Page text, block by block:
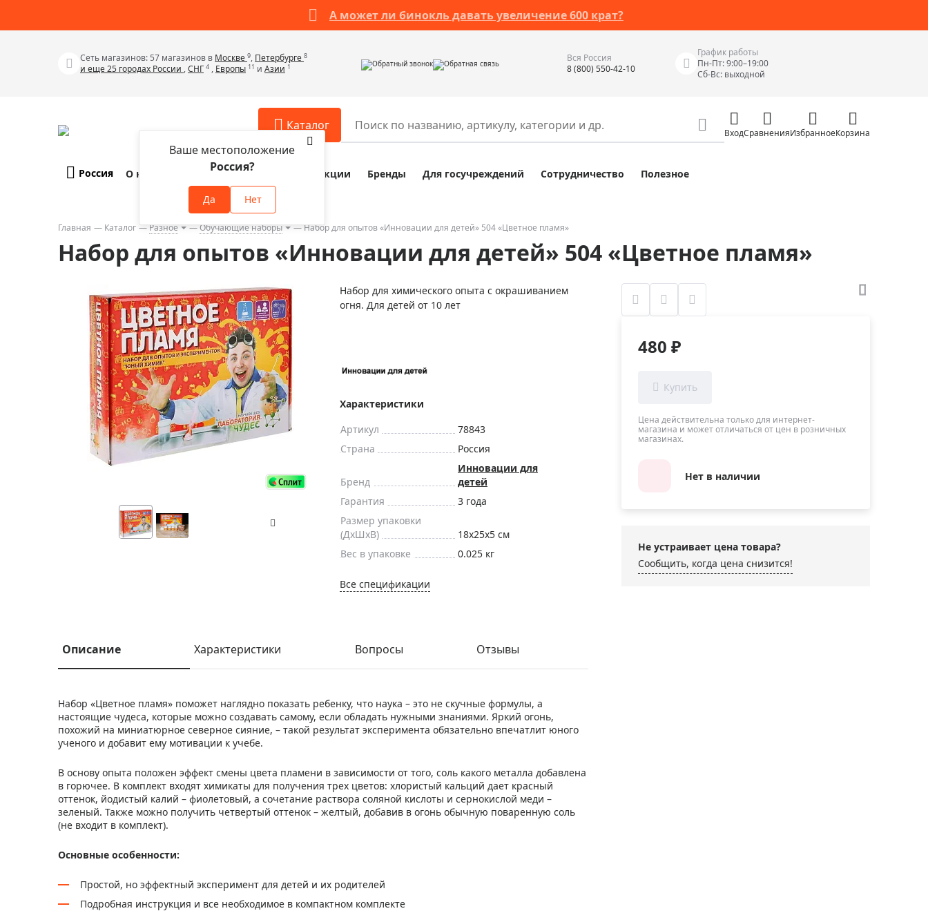
А может ли бинокль давать увеличение 600 крат?
Сеть магазинов: 57 магазинов в Москве 9, Петербурге 8
и еще 25 городах России ,СНГ 4 , Европы 11 и Азии 1 Обратный звонок Обратная связь
Вся Россия
8 (800) 550-42-10
График работы
Пн-Пт: 9:00–19:00
Сб-Вс: выходной
Каталог
Телескопы
Бинокли
Зрительные трубы
Монокуляры
Приборы ночного видения
Тепловизоры
Прицелы
Фотогаджеты
Метеостанции, барометры, часы
Discovery (Дискавери)
Астропланетарии
Подарки
Аксессуары для микроскопов
Аксессуары для зрительных труб
Аксессуары для биноклей
Аксессуары для луп
Аксессуары для приборов ночного
видения
Распродажа
Распродажа оптики по специальным
ценам
Распродажа выставочных образцов
Разное
Компасы
Наборы исследователя Bresser Junior
Наборы для химических опытов
Глобусы
Элементы питания, карты памяти
Фотоловушки
Фотооборудование
Измерительные инструменты
Цифровые уровни и угломеры
Приборы неразрушающего контроля
Приборы теплового контроля
Измерители параметров окружающей
среды
Видеоэндоскопы
Металлоискатели
ВходСравненияИзбранноеКорзина
Россия
Ваше местоположение
Россия?
Да Нет
О компании Оплата и доставка Акции Бренды Для госучреждений Сотрудничество Полезное
Главная Каталог Разное Обучающие наборы Набор для опытов «Инновации для детей» 504 «Цветное пламя»
Набор для опытов «Инновации для детей» 504 «Цветное пламя»
Набор для химического опыта с окрашиванием
огня. Для детей от 10 лет
Характеристики
Артикул
78843
Страна
Россия
Бренд
Инновации для
детей
Гарантия
3 года
Размер упаковки
(ДxШxВ)
18x25x5 см
Вес в упаковке
0.025 кг
Все спецификации
Описание Характеристики Вопросы Отзывы
Набор «Цветное пламя» поможет наглядно показать ребенку, что наука – это не скучные формулы, а
настоящие чудеса, которые можно создавать самому, если обладать нужными знаниями. Яркий огонь,
похожий на миниатюрное северное сияние, – такой результат эксперимента обязательно впечатлит юного
ученого и добавит ему мотивации к учебе.
В основу опыта положен эффект смены цвета пламени в зависимости от того, соль какого металла добавлена
в горючее. В комплект входят химикаты для получения трех цветов: хлористый кальций дает красный
оттенок, йодистый калий – фиолетовый, а сочетание раствора соляной кислоты и сернокислой меди –
зеленый. Также можно получить четвертый оттенок – желтый, добавив в огонь обычную поваренную соль
(не входит в комплект).
Основные особенности:
Простой, но эффектный эксперимент для детей и их родителей
Подробная инструкция и все необходимое в компактном комплекте
480 ₽
Цена действительна только для интернет-
магазина и может отличаться от цен в розничных
магазинах.
Нет в наличии
Не устраивает цена товара?
Сообщить, когда цена снизится!